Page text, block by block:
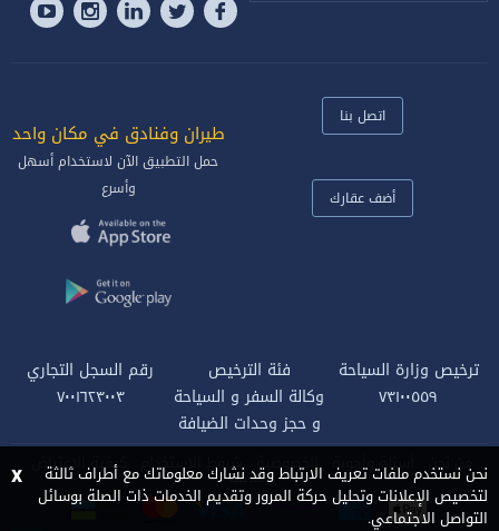
اتصل بنا
أضف عقارك
طيران وفنادق في مكان واحد‎
حمل التطبيق الآن لاستخدام أسهل
وأسرع
ترخيص وزارة السياحة
٧٣١٠٠٥٥٩
فئة الترخيص
وكالة السفر و السياحة
و حجز وحدات الضيافة
رقم السجل التجاري
٧٠٠١٦٢٣٠٠٣
من نحن أسئلة وأجوبة الخصوصية شروط الاستخدام كيفية الاعتراض
وظائف
نحن نستخدم ملفات تعريف الارتباط وقد نشارك معلوماتك مع أطراف ثالثة
لتخصيص الإعلانات وتحليل حركة المرور وتقديم الخدمات ذات الصلة بوسائل
التواصل الاجتماعي.
x